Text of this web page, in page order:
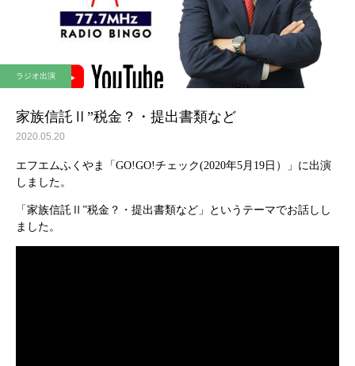
ラジオ出演
家族信託Ⅱ”税金？・提出書類など
2020.05.20
エフエムふくやま「GO!GO!チェック(2020年5月19日）」に出演
しました。
「家族信託Ⅱ”税金？・提出書類など」というテーマでお話しし
ました。